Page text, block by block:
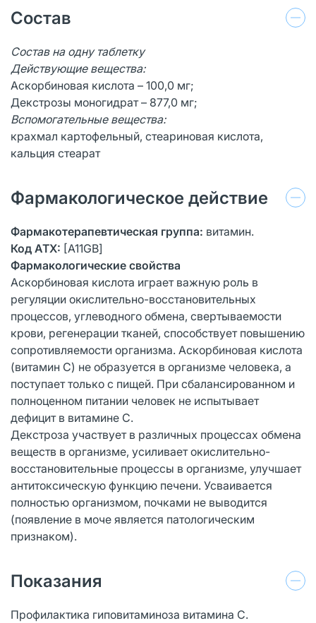
Состав
Состав на одну таблетку
Действующие вещества:
Аскорбиновая кислота – 100,0 мг;
Декстрозы моногидрат – 877,0 мг;
Вспомогательные вещества:
крахмал картофельный, стеариновая кислота,
кальция стеарат
Фармакологическое действие
Фармакотерапевтическая группа: витамин.
Код АТХ: [А11GB]
Фармакологические свойства
Аскорбиновая кислота играет важную роль в
регуляции окислительно-восстановительных
процессов, углеводного обмена, свертываемости
крови, регенерации тканей, способствует повышению
сопротивляемости организма. Аскорбиновая кислота
(витамин С) не образуется в организме человека, а
поступает только с пищей. При сбалансированном и
полноценном питании человек не испытывает
дефицит в витамине С.
Декстроза участвует в различных процессах обмена
веществ в организме, усиливает окислительно-
восстановительные процессы в организме, улучшает
антитоксическую функцию печени. Усваивается
полностью организмом, почками не выводится
(появление в моче является патологическим
признаком).
Показания
Профилактика гиповитаминоза витамина С.